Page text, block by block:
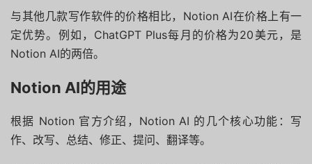
与其他几款写作软件的价格相比，Notion AI在价格上有一
定优势。例如，ChatGPT Plus每月的价格为20美元，是
Notion AI的两倍。
Notion AI的用途
根据 Notion 官方介绍，Notion AI 的几个核心功能：写
作、改写、总结、修正、提问、翻译等。